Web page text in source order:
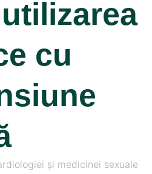
cu
și medicinei sexuale